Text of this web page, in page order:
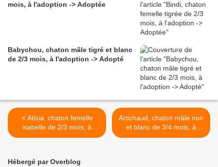
mois, à l'adoption -> Adoptée
Babychou, chaton mâle tigré et blanc
de 2/3 mois, à l'adoption -> Adopté
< Atisia, chaton femelle
isabelle de 2/3 mois, à
l'adoption -> adoptée
Artichaud, chaton mâle noir
et blanc de 3/4 mois, à
l'adoption -> adopté >
Hébergé par Overblog